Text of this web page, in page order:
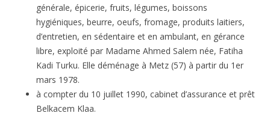
générale, épicerie, fruits, légumes, boissons
hygiéniques, beurre, oeufs, fromage, produits laitiers,
d’entretien, en sédentaire et en ambulant, en gérance
libre, exploité par Madame Ahmed Salem née, Fatiha
Kadi Turku. Elle déménage à Metz (57) à partir du 1er
mars 1978.
à compter du 10 juillet 1990, cabinet d’assurance et prêt
Belkacem Klaa.